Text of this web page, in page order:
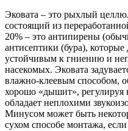
Эковата – это рыхлый
состоящий из
20% – это антипирены
антисептики (бура),
устойчивым к гниению и
насекомых. Эковата
влажно-клеевым способом,
хорошо «дышит»,
обладает неплохими
Минусом может быть
сухом способе монтажа,